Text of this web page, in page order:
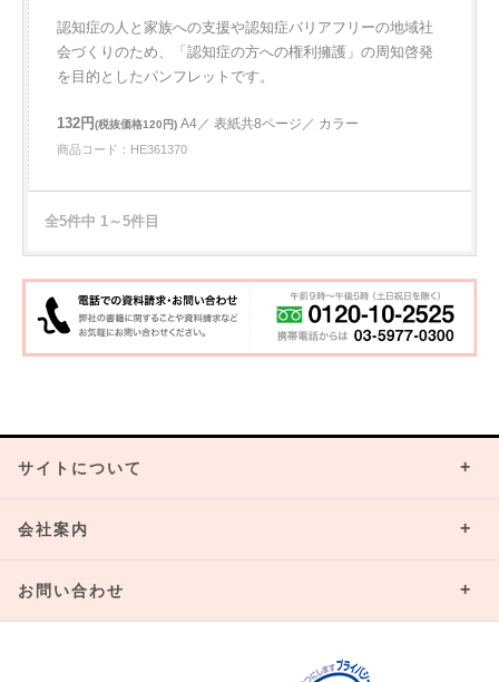
認知症の人と家族への支援や認知症バリアフリーの地域社
会づくりのため、「認知症の方への権利擁護」の周知啓発
を目的としたパンフレットです。
132円(税抜価格120円) A4／ 表紙共8ページ／ カラー
商品コード：HE361370
全5件中 1～5件目
サイトについて
会社案内
お問い合わせ